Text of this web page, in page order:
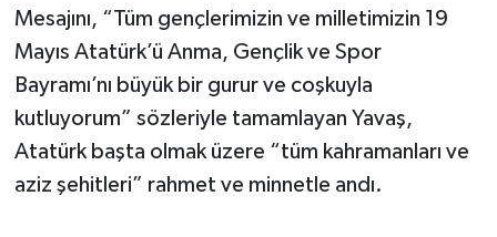
Mesajını, “Tüm gençlerimizin ve milletimizin 19
Mayıs Atatürk’ü Anma, Gençlik ve Spor
Bayramı’nı büyük bir gurur ve coşkuyla
kutluyorum” sözleriyle tamamlayan Yavaş,
Atatürk başta olmak üzere “tüm kahramanları ve
aziz şehitleri” rahmet ve minnetle andı.